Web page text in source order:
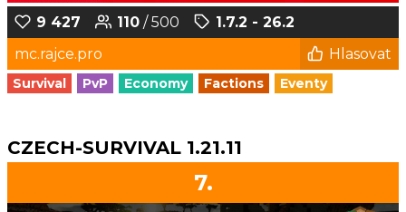
9 427 110 / 500
1.7.2 - 26.2
mc.rajce.pro
Hlasovat
Survival PvP Economy Factions Eventy
CZECH-SURVIVAL 1.21.11
7.